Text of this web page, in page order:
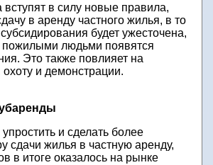
в силу новые правила,
в аренду частного жилья, в то
будет ужесточена,
пожилыми людьми появятся
Это также повлияет на
и демонстрации.
и сделать более
сдачи жилья в частную аренду,
в итоге оказалось на рынке